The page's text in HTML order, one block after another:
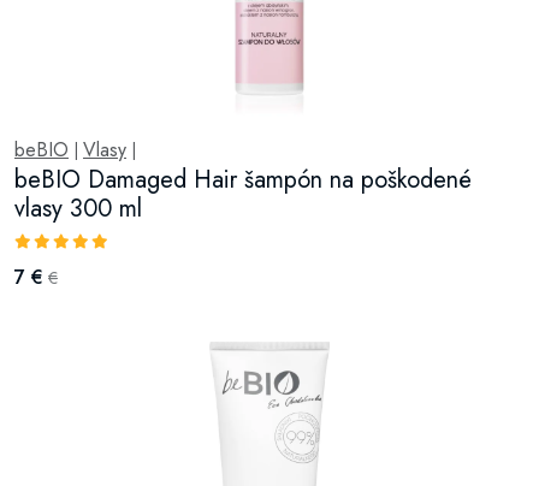
beBIO Vlasy
beBIO Damaged Hair šampón na poškodené
vlasy 300 ml
7 € €